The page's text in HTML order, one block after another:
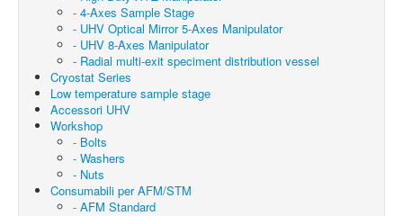
- 4-Axes Sample Stage
- UHV Optical Mirror 5-Axes Manipulator
- UHV 8-Axes Manipulator
- Radial multi-exit speciment distribution vessel
Cryostat Series
Low temperature sample stage
Accessori UHV
Workshop
- Bolts
- Washers
- Nuts
Consumabili per AFM/STM
- AFM Standard